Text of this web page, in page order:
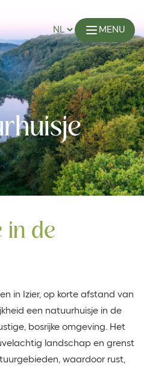
MENU
in de
in Izier, op korte afstand van
een natuurhuisje in de
bosrijke omgeving. Het
landschap en grenst
waardoor rust,